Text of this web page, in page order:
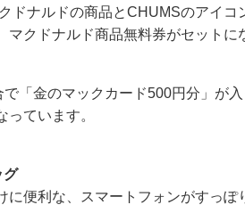
ドナルドの商品とCHUMSのアイコ
マクドナルド商品無料券がセットに
「金のマックカード500円分」が入
っています。
グ
に便利な、スマートフォンがすっ